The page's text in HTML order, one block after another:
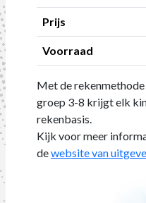
Prijs
Voorraad
Met de
groep 3-8 krijgt elk
rekenbasis.
Kijk voor meer
dewebsite van